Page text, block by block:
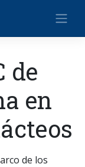
de
en
de los